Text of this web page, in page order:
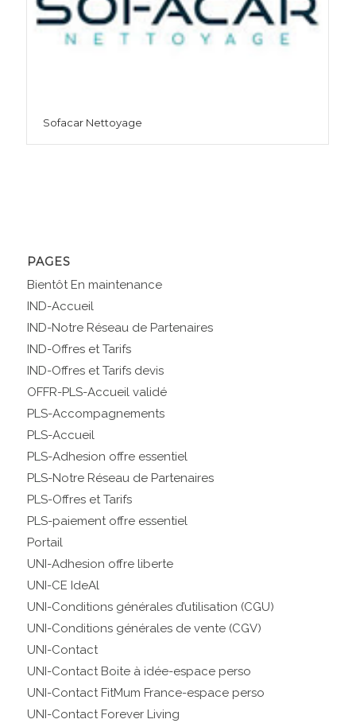
Sofacar Nettoyage
PAGES
Bientôt En maintenance
IND-Accueil
IND-Notre Réseau de Partenaires
IND-Offres et Tarifs
IND-Offres et Tarifs devis
OFFR-PLS-Accueil validé
PLS-Accompagnements
PLS-Accueil
PLS-Adhesion offre essentiel
PLS-Notre Réseau de Partenaires
PLS-Offres et Tarifs
PLS-paiement offre essentiel
Portail
UNI-Adhesion offre liberte
UNI-CE IdeAl
UNI-Conditions générales d’utilisation (CGU)
UNI-Conditions générales de vente (CGV)
UNI-Contact
UNI-Contact Boite à idée-espace perso
UNI-Contact FitMum France-espace perso
UNI-Contact Forever Living